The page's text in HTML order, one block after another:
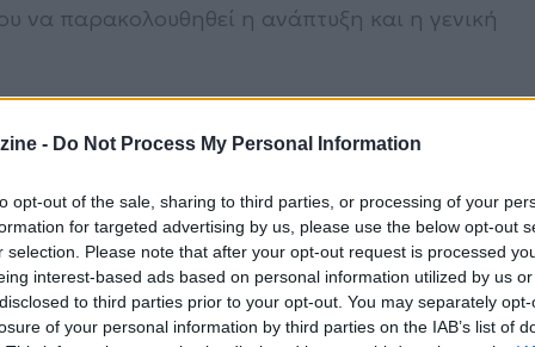
- Do Not Process My Personal Information
opt-out of the sale, sharing to third parties, or processing of your
for targeted advertising by us, please use the below opt-out
selection. Please note that after your opt-out request is processed
interest-based ads based on personal information utilized by us
to third parties prior to your opt-out. You may separately
of your personal information by third parties on the IAB’s list of
να παρακολουθηθεί η ανάπτυξη και η γενική
ευχές και μηνύματα αγάπης, με τους
χαρά τους βλέποντας τη Μαριαλένα και τον
με τον μικρό τους πρίγκιπα.